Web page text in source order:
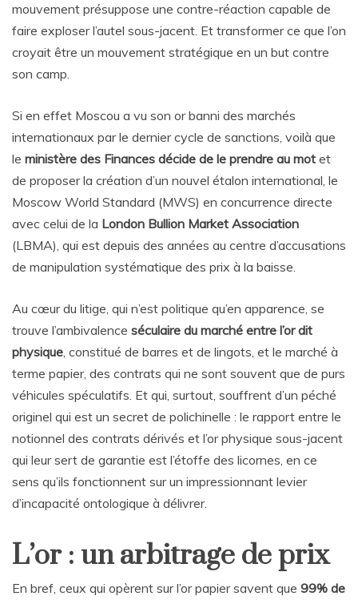
mouvement présuppose une contre-réaction capable de
faire exploser l’autel sous-jacent. Et transformer ce que l’on
croyait être un mouvement stratégique en un but contre
son camp.
Si en effet Moscou a vu son or banni des marchés
internationaux par le dernier cycle de sanctions, voilà que
le ministère des Finances décide de le prendre au mot et
de proposer la création d’un nouvel étalon international, le
Moscow World Standard (MWS) en concurrence directe
avec celui de la London Bullion Market Association
(LBMA), qui est depuis des années au centre d’accusations
de manipulation systématique des prix à la baisse.
Au cœur du litige, qui n’est politique qu’en apparence, se
trouve l’ambivalence séculaire du marché entre l’or dit
physique, constitué de barres et de lingots, et le marché à
terme papier, des contrats qui ne sont souvent que de purs
véhicules spéculatifs. Et qui, surtout, souffrent d’un péché
originel qui est un secret de polichinelle : le rapport entre le
notionnel des contrats dérivés et l’or physique sous-jacent
qui leur sert de garantie est l’étoffe des licornes, en ce
sens qu’ils fonctionnent sur un impressionnant levier
d’incapacité ontologique à délivrer.
L’or : un arbitrage de prix
En bref, ceux qui opèrent sur l’or papier savent que 99% de